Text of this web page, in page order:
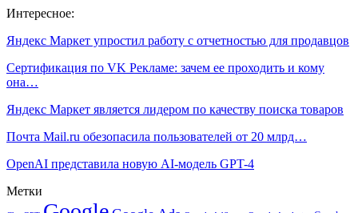
Интересное:
Яндекс Маркет упростил работу с отчетностью для продавцов
Сертификация по VK Рекламе: зачем ее проходить и кому
она…
Яндекс Маркет является лидером по качеству поиска товаров
Почта Mail.ru обезопасила пользователей от 20 млрд…
OpenAI представила новую AI-модель GPT-4
Метки